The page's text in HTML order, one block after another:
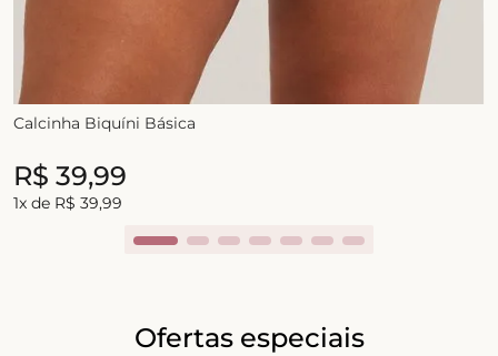
Calcinha Biquíni Básica
R$ 39,99
1x de R$ 39,99
Ofertas especiais